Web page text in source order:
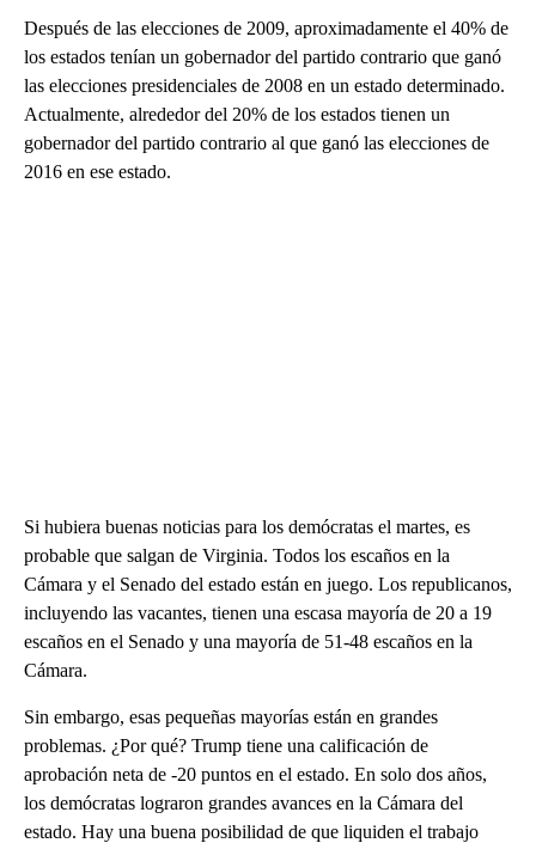
Después de las elecciones de 2009, aproximadamente el 40% de
los estados tenían un gobernador del partido contrario que ganó
las elecciones presidenciales de 2008 en un estado determinado.
Actualmente, alrededor del 20% de los estados tienen un
gobernador del partido contrario al que ganó las elecciones de
2016 en ese estado.
Si hubiera buenas noticias para los demócratas el martes, es
probable que salgan de Virginia. Todos los escaños en la
Cámara y el Senado del estado están en juego. Los republicanos,
incluyendo las vacantes, tienen una escasa mayoría de 20 a 19
escaños en el Senado y una mayoría de 51-48 escaños en la
Cámara.
Sin embargo, esas pequeñas mayorías están en grandes
problemas. ¿Por qué? Trump tiene una calificación de
aprobación neta de -20 puntos en el estado. En solo dos años,
los demócratas lograron grandes avances en la Cámara del
estado. Hay una buena posibilidad de que liquiden el trabajo